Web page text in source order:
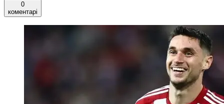
0
коментарі